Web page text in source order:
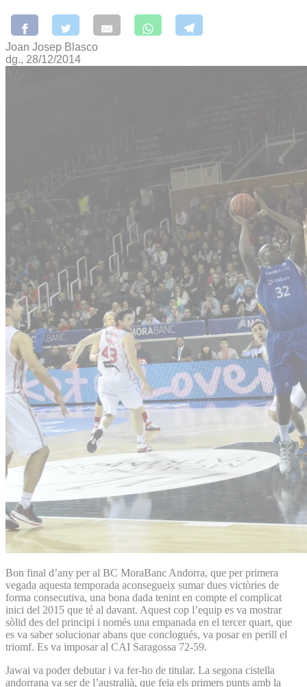
Joan Josep Blasco
dg., 28/12/2014
Bon final d’any per al BC MoraBanc Andorra, que per primera
vegada aquesta temporada aconsegueix sumar dues victòries de
forma consecutiva, una bona dada tenint en compte el complicat
inici del 2015 que té al davant. Aquest cop l’equip es va mostrar
sòlid des del principi i només una empanada en el tercer quart, que
es va saber solucionar abans que conclogués, va posar en perill el
triomf. Es va imposar al CAI Saragossa 72-59.
Jawai va poder debutar i va fer-ho de titular. La segona cistella
andorrana va ser de l’australià, que feia els primers punts amb la